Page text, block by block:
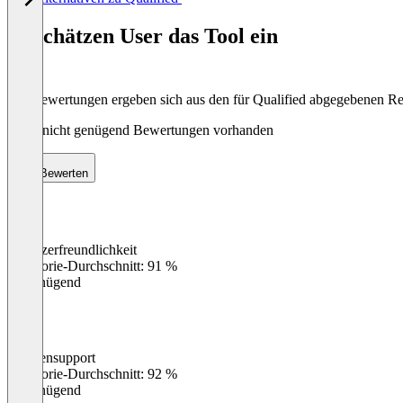
So schätzen User das Tool ein
Die Bewertungen ergeben sich aus den für Qualified abgegebenen
Noch nicht genügend Bewertungen vorhanden
Bewerten
Benutzerfreundlichkeit
Kategorie-Durchschnitt: 91 %
Ungenügend
Kundensupport
Kategorie-Durchschnitt: 92 %
Ungenügend